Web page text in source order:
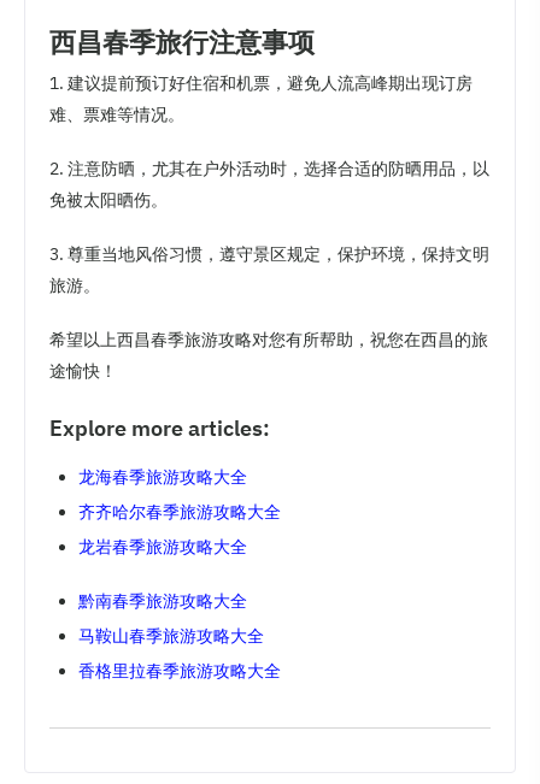
西昌春季旅行注意事项
1. 建议提前预订好住宿和机票，避免人流高峰期出现订房
难、票难等情况。
2. 注意防晒，尤其在户外活动时，选择合适的防晒用品，以
免被太阳晒伤。
3. 尊重当地风俗习惯，遵守景区规定，保护环境，保持文明
旅游。
希望以上西昌春季旅游攻略对您有所帮助，祝您在西昌的旅
途愉快！
Explore more articles:
龙海春季旅游攻略大全
齐齐哈尔春季旅游攻略大全
龙岩春季旅游攻略大全
黔南春季旅游攻略大全
马鞍山春季旅游攻略大全
香格里拉春季旅游攻略大全